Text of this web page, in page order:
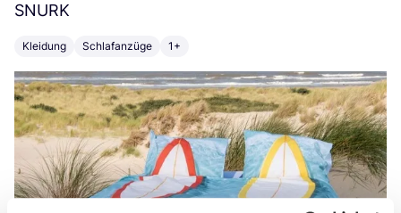
SNURK
Kleidung Schlafanzüge 1+